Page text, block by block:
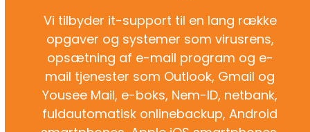
Vi tilbyder it-support til en lang række
opgaver og systemer som virusrens,
opsætning af e-mail program og e-
mail tjenester som Outlook, Gmail og
Yousee Mail, e-boks, Nem-ID, netbank,
fuldautomatisk onlinebackup, Android